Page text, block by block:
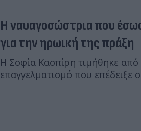
Η ναυαγοσώστρια που
για την ηρωική της πράξη
Η Σοφία Κασπίρη τιμήθηκε από
επαγγελματισμό που επέδειξε